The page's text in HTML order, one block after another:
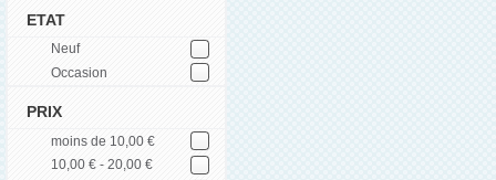
ETAT
Neuf
Occasion
PRIX
moins de 10,00 €
10,00 € - 20,00 €